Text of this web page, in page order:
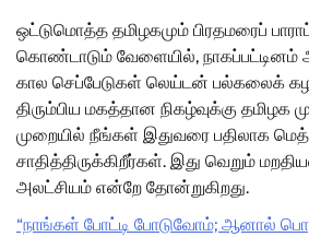
ஒட்டுமொத்த தமிழகமும் பிரதமரைப்
கொண்டாடும் வேளையில்,
கால செப்பேடுகள் லெய்டன் பல்கலைக்
திரும்பிய மகத்தான நிகழ்வுக்கு
முறையில் நீங்கள் இதுவரை பதிலாக
சாதித்திருக்கிறீர்கள். இது வெறும்
அலட்சியம் என்றே தோன்றுகிறது.
“நாங்கள் போட்டி போடுவோம்; ஆனால்